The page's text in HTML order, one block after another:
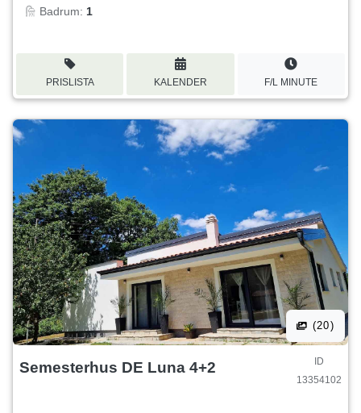
Badrum: 1
PRISLISTA KALENDER F/L MINUTE
(20)
Semesterhus DE Luna 4+2
ID
13354102